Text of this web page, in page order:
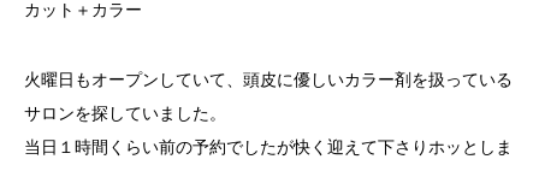
カット＋カラー
火曜日もオープンしていて、頭皮に優しいカラー剤を扱っている
サロンを探していました。
当日１時間くらい前の予約でしたが快く迎えて下さりホッとしま